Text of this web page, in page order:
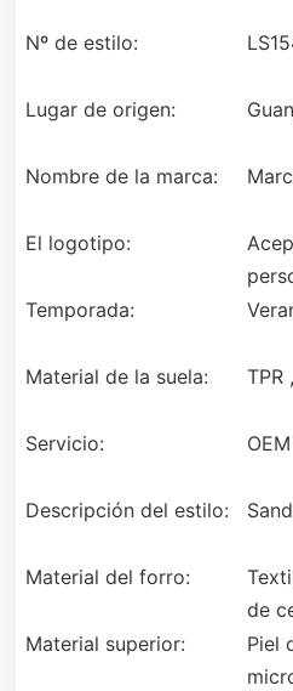
Nº de estilo:
Lugar de origen:
Nombre de la marca:
El logotipo:
Temporada:
Material de la suela: TPR
Servicio:
Descripción del estilo:
Material del forro:
de
Material superior:
Piel